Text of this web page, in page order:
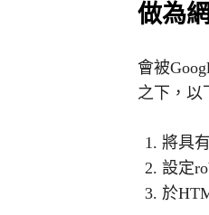
做為
會被
之下，以
將具
設定
於